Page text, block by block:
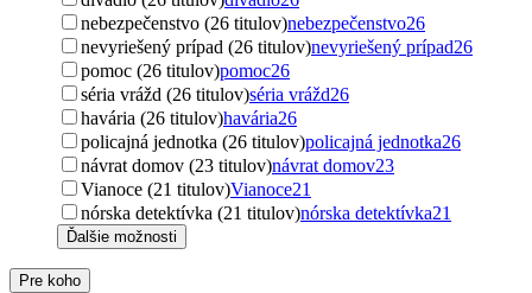
nebezpečenstvo (26 titulov)nebezpečenstvo26
nevyriešený prípad (26 titulov)nevyriešený prípad26
pomoc (26 titulov)pomoc26
séria vrážd (26 titulov)séria vrážd26
havária (26 titulov)havária26
policajná jednotka (26 titulov)policajná jednotka26
návrat domov (23 titulov)návrat domov23
Vianoce (21 titulov)Vianoce21
nórska detektívka (21 titulov)nórska detektívka21
Ďalšie možnosti
Pre koho